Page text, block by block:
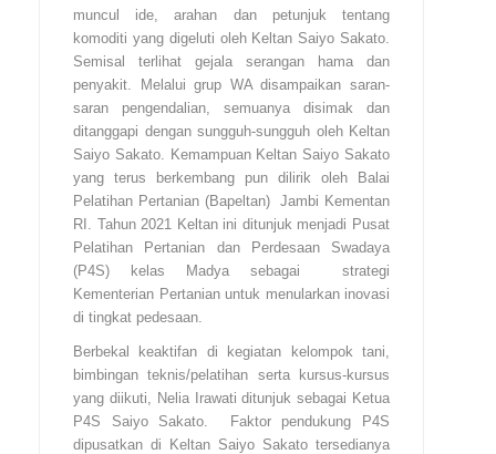
muncul ide, arahan dan petunjuk tentang
komoditi yang digeluti oleh Keltan Saiyo Sakato.
Semisal terlihat gejala serangan hama dan
penyakit. Melalui grup WA disampaikan saran-
saran pengendalian, semuanya disimak dan
ditanggapi dengan sungguh-sungguh oleh Keltan
Saiyo Sakato. Kemampuan Keltan Saiyo Sakato
yang terus berkembang pun dilirik oleh Balai
Pelatihan Pertanian (Bapeltan) Jambi Kementan
RI. Tahun 2021 Keltan ini ditunjuk menjadi Pusat
Pelatihan Pertanian dan Perdesaan Swadaya
(P4S) kelas Madya sebagai strategi
Kementerian Pertanian untuk menularkan inovasi
di tingkat pedesaan.
Berbekal keaktifan di kegiatan kelompok tani,
bimbingan teknis/pelatihan serta kursus-kursus
yang diikuti, Nelia Irawati ditunjuk sebagai Ketua
P4S Saiyo Sakato. Faktor pendukung P4S
dipusatkan di Keltan Saiyo Sakato tersedianya